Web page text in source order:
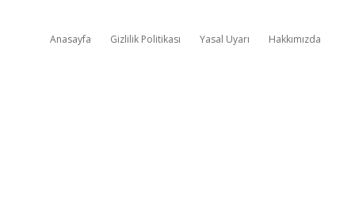
Anasayfa Gizlilik Politikası Yasal Uyarı Hakkımızda